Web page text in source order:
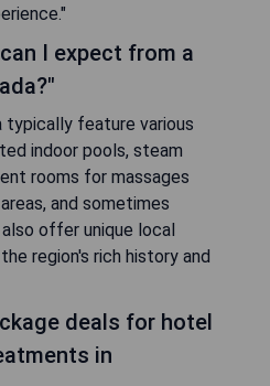
I expect from a
typically feature various
indoor pools, steam
rooms for massages
and sometimes
offer unique local
region's rich history and
deals for hotel
in